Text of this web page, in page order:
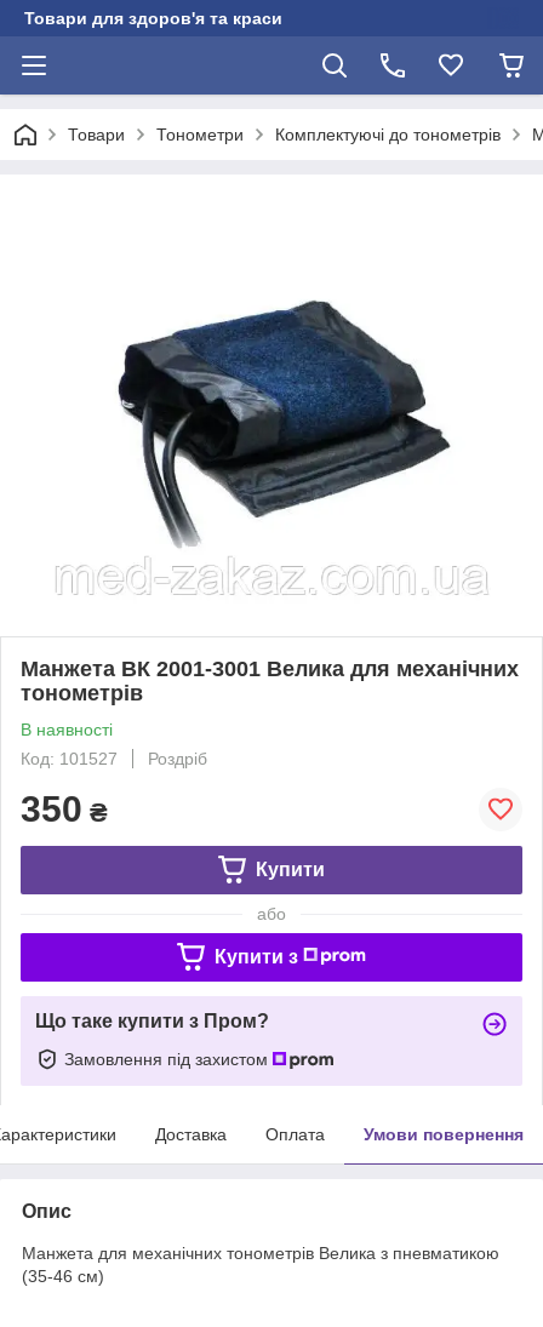
Товари для здоров'я та краси
Товари Тонометри Комплектуючі до тонометрів
Манжета ВК 2001-3001 Велика для механічних
тонометрів
В наявності
Код: 101527
Роздріб
350 ₴
Купити
або
Купити з
Що таке купити з Пром?
Замовлення під захистом
Доставка Оплата Умови повернення
Опис
Манжета для механічних тонометрів Велика з пневматикою
(35-46 см)